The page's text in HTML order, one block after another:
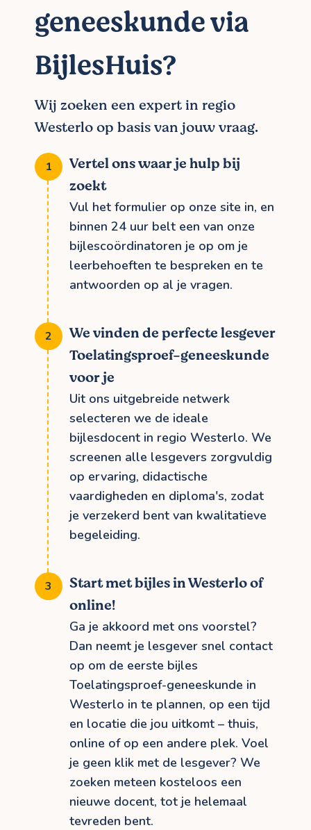
geneeskunde via
BijlesHuis?
Wij zoeken een expert in regio
Westerlo op basis van jouw vraag.
Vertel ons waar je hulp bij
zoekt
Vul het formulier op onze site in, en
binnen 24 uur belt een van onze
bijlescoördinatoren je op om je
leerbehoeften te bespreken en te
antwoorden op al je vragen.
We vinden de perfecte lesgever
Toelatingsproef-geneeskunde
voor je
Uit ons uitgebreide netwerk
selecteren we de ideale
bijlesdocent in regio Westerlo. We
screenen alle lesgevers zorgvuldig
op ervaring, didactische
vaardigheden en diploma's, zodat
je verzekerd bent van kwalitatieve
begeleiding.
Start met bijles in Westerlo of
online!
Ga je akkoord met ons voorstel?
Dan neemt je lesgever snel contact
op om de eerste bijles
Toelatingsproef-geneeskunde in
Westerlo in te plannen, op een tijd
en locatie die jou uitkomt – thuis,
online of op een andere plek. Voel
je geen klik met de lesgever? We
zoeken meteen kosteloos een
nieuwe docent, tot je helemaal
tevreden bent.